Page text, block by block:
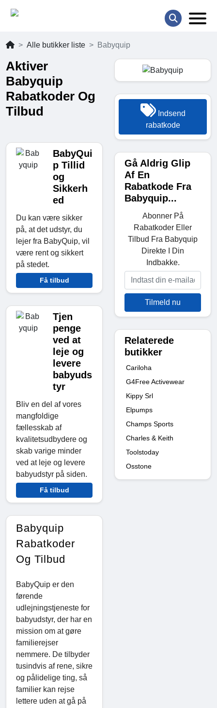
Alle butikker liste Babyquip
Aktiver
Babyquip
Rabatkoder Og
Tilbud
BabyQui
p Tillid
og
Sikkerh
ed
Du kan være sikker
på, at det udstyr, du
lejer fra BabyQuip, vil
være rent og sikkert
på stedet.
Få tilbud
Tjen
penge
ved at
leje og
levere
babyuds
tyr
Bliv en del af vores
mangfoldige
fællesskab af
kvalitetsudbydere og
skab varige minder
ved at leje og levere
babyudstyr på siden.
Få tilbud
Babyquip
Rabatkoder
Og Tilbud
BabyQuip er den
førende
udlejningstjeneste for
babyudstyr, der har en
mission om at gøre
familierejser
nemmere. De tilbyder
tusindvis af rene, sikre
og pålidelige ting, så
familier kan rejse
lettere uden at gå på
Indsend
rabatkode
Gå Aldrig Glip
Af En
Rabatkode Fra
Babyquip...
Abonner På
Rabatkoder Eller
Tilbud Fra Babyquip
Direkte I Din
Indbakke.
Tilmeld nu
Relaterede
butikker
Cariloha
G4Free Activewear
Kippy Srl
Elpumps
Champs Sports
Charles & Keith
Toolstoday
Osstone